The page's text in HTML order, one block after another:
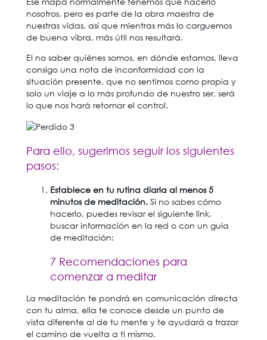
nosotros, pero es parte de la obra maestra de
nuestras vidas, así que mientras más lo carguemos
de buena vibra, más útil nos resultará.
El no saber quiénes somos, en dónde estamos, lleva
consigo una nota de inconformidad con la
situación presente, que no sentimos como propia y
solo un viaje a lo más profundo de nuestro ser, será
lo que nos hará retomar el control.
Para ello, sugerimos seguir los siguientes
pasos:
Establece en tu rutina diaria al menos 5
minutos de meditación. Si no sabes cómo
hacerlo, puedes revisar el siguiente link,
buscar información en la red o con un guía
de meditación:
7 Recomendaciones para
comenzar a meditar
La meditación te pondrá en comunicación directa
con tu alma, ella te conoce desde un punto de
vista diferente al de tu mente y te ayudará a trazar
el camino de vuelta a ti mismo.